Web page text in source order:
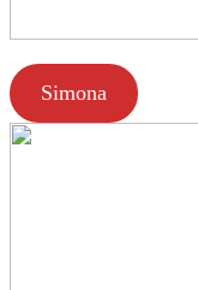
Simona